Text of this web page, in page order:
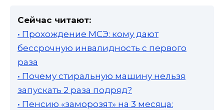
Сейчас читают:
• Прохождение МСЭ: кому дают
бессрочную инвалидность с первого
раза
• Почему стиральную машину нельзя
запускать 2 раза подряд?
• Пенсию «заморозят» на 3 месяца: